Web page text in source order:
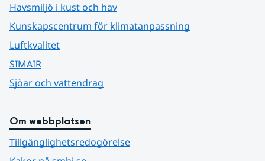
Havsmiljö i kust och hav
Kunskapscentrum för klimatanpassning
Luftkvalitet
SIMAIR
Sjöar och vattendrag
Om webbplatsen
Tillgänglighetsredogörelse